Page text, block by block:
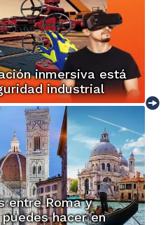
inmersiva está
industrial
entre Roma y
hacer en